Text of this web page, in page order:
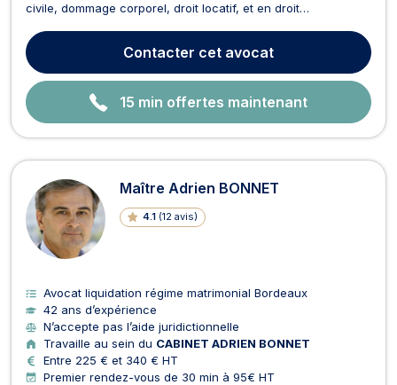
civile, dommage corporel, droit locatif, et en droit
famille pour toutes procédures afférentes aux divorces
amiables ou contentieux, aux PACS, aux pensions...
Contacter cet avocat
15 min offertes maintenant
Maître Adrien BONNET
4.1 (12 avis)
Avocat liquidation régime matrimonial Bordeaux
42 ans d’expérience
N’accepte pas l’aide juridictionnelle
Travaille au sein du CABINET ADRIEN BONNET
Entre 225 € et 340 € HT
Premier rendez-vous de 30 min à 95€ HT